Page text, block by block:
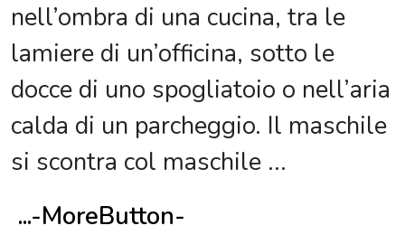
nell’ombra di una cucina, tra le
lamiere di un’officina, sotto le
docce di uno spogliatoio o nell’aria
calda di un parcheggio. Il maschile
si scontra col maschile ...
...-MoreButton-